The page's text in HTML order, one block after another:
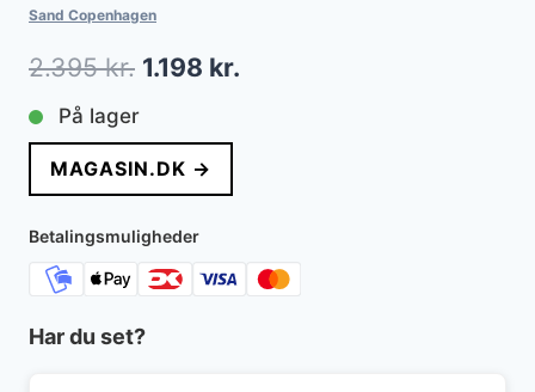
Sand Copenhagen
2.395kr. Den
pris
var:
2.395 kr..
1.198 kr.
På lager
MAGASIN.DK →
Betalingsmuligheder
Har du set?